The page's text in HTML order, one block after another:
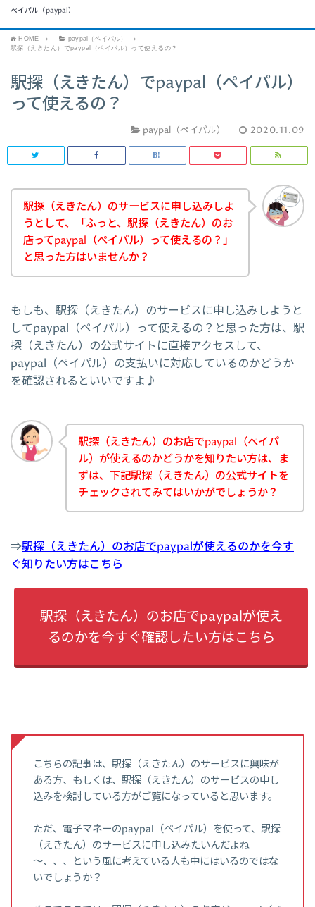
ペイパル（paypal）
HOME
paypal（ペイパル）
駅探（えきたん）でpaypal（ペイパル）って使えるの？
駅探（えきたん）でpaypal（ペイパル）
って使えるの？
paypal（ペイパル） 2020.11.09
駅探（えきたん）のサービスに申し込みしよ
うとして、「ふっと、駅探（えきたん）のお
店ってpaypal（ペイパル）って使えるの？」
と思った方はいませんか？
もしも、駅探（えきたん）のサービスに申し込みしようと
してpaypal（ペイパル）って使えるの？と思った方は、駅
探（えきたん）の公式サイトに直接アクセスして、
paypal（ペイパル）の支払いに対応しているのかどうか
を確認されるといいですよ♪
駅探（えきたん）のお店でpaypal（ペイパ
ル）が使えるのかどうかを知りたい方は、ま
ずは、下記駅探（えきたん）の公式サイトを
チェックされてみてはいかがでしょうか？
⇒駅探（えきたん）のお店でpaypalが使えるのかを今す
ぐ知りたい方はこちら
駅探（えきたん）のお店でpaypalが使え
るのかを今すぐ確認したい方はこちら
こちらの記事は、駅探（えきたん）のサービスに興味が
ある方、もしくは、駅探（えきたん）のサービスの申し
込みを検討している方がご覧になっていると思います。
ただ、電子マネーのpaypal（ペイパル）を使って、駅探
（えきたん）のサービスに申し込みたいんだよね
～、、、という風に考えている人も中にはいるのではな
いでしょうか？